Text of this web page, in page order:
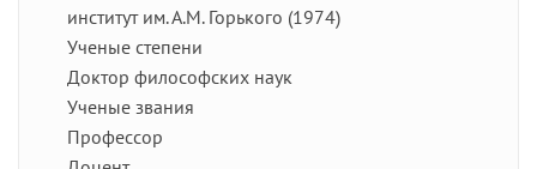
институт им. А.М. Горького (1974)
Ученые степени
Доктор философских наук
Ученые звания
Профессор